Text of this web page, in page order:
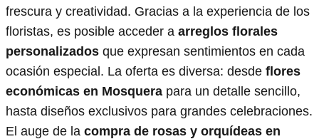
frescura y creatividad. Gracias a la experiencia de los
floristas, es posible acceder a arreglos florales
personalizados que expresan sentimientos en cada
ocasión especial. La oferta es diversa: desde flores
económicas en Mosquera para un detalle sencillo,
hasta diseños exclusivos para grandes celebraciones.
El auge de la compra de rosas y orquídeas en